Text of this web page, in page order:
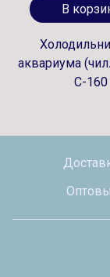
В
аквариума
C-160